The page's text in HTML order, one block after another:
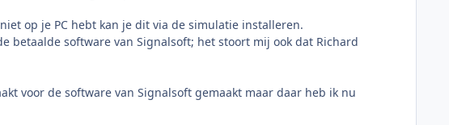
op je PC hebt kan je dit via de simulatie installeren.
software van Signalsoft; het stoort mij ook dat Richard
voor de software van Signalsoft gemaakt maar daar heb ik nu